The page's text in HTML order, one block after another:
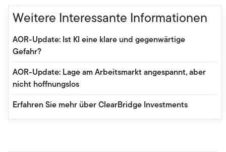
Weitere Interessante Informationen
AOR-Update: Ist KI eine klare und gegenwärtige
Gefahr?
AOR-Update: Lage am Arbeitsmarkt angespannt, aber
nicht hoffnungslos
Erfahren Sie mehr über ClearBridge Investments